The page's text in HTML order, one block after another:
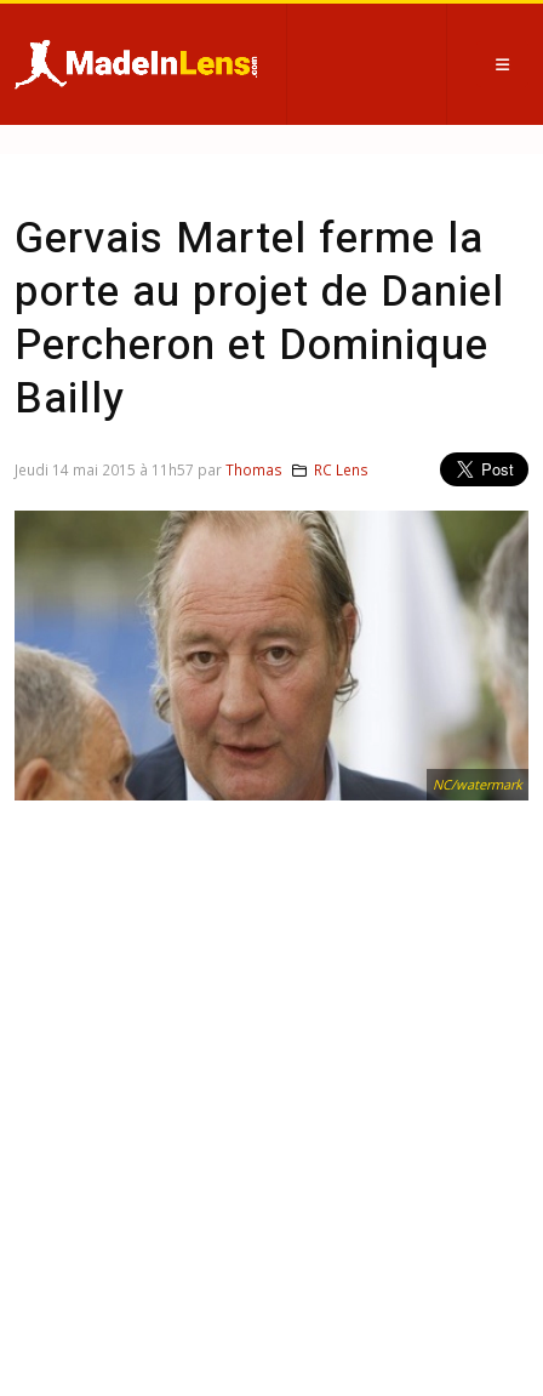
Gervais Martel ferme la
porte au projet de Daniel
Percheron et Dominique
Bailly
NC/watermark
Jeudi 14 mai 2015 à 11h57 parThomas RC Lens